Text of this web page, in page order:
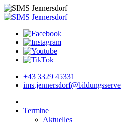
+43 3329 45331
Termine
Aktuelles